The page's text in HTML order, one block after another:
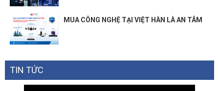
MUA CÔNG NGHỆ TẠI VIỆT HÀN LÀ AN TÂM
TIN TỨC